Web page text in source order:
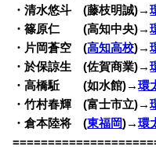
・清水悠斗 (藤枝明誠)→
・篠原仁 (高知中央)→
・片岡蒼空 (高知高校)→
・於保諒生 (佐賀商業)→
・高橋駈 (如水館)→環
・竹村春輝 (富士市立)→
・倉本陸将 (東福岡)→環